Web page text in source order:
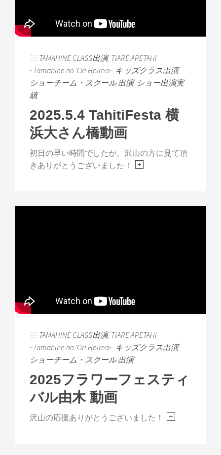
TAMAHINE CLASS出演, TIARE APETAHI
~Tamahine no 'Ori Heirea~ キッズクラス出演,
ショーチーム・スクール 出演, ショー出演実
績
2025.5.4 TahitiFesta 横
浜大さん橋動画
初日の早い時間でしたが、沢山の方に見て頂
きありがとうございました！
TAMAHINE CLASS出演, TIARE APETAHI
~Tamahine no 'Ori Heirea~ キッズクラス出演,
ショーチーム・スクール 出演
2025フラワーフェスティ
バル由木 動画
沢山の応援ありがとうございました！